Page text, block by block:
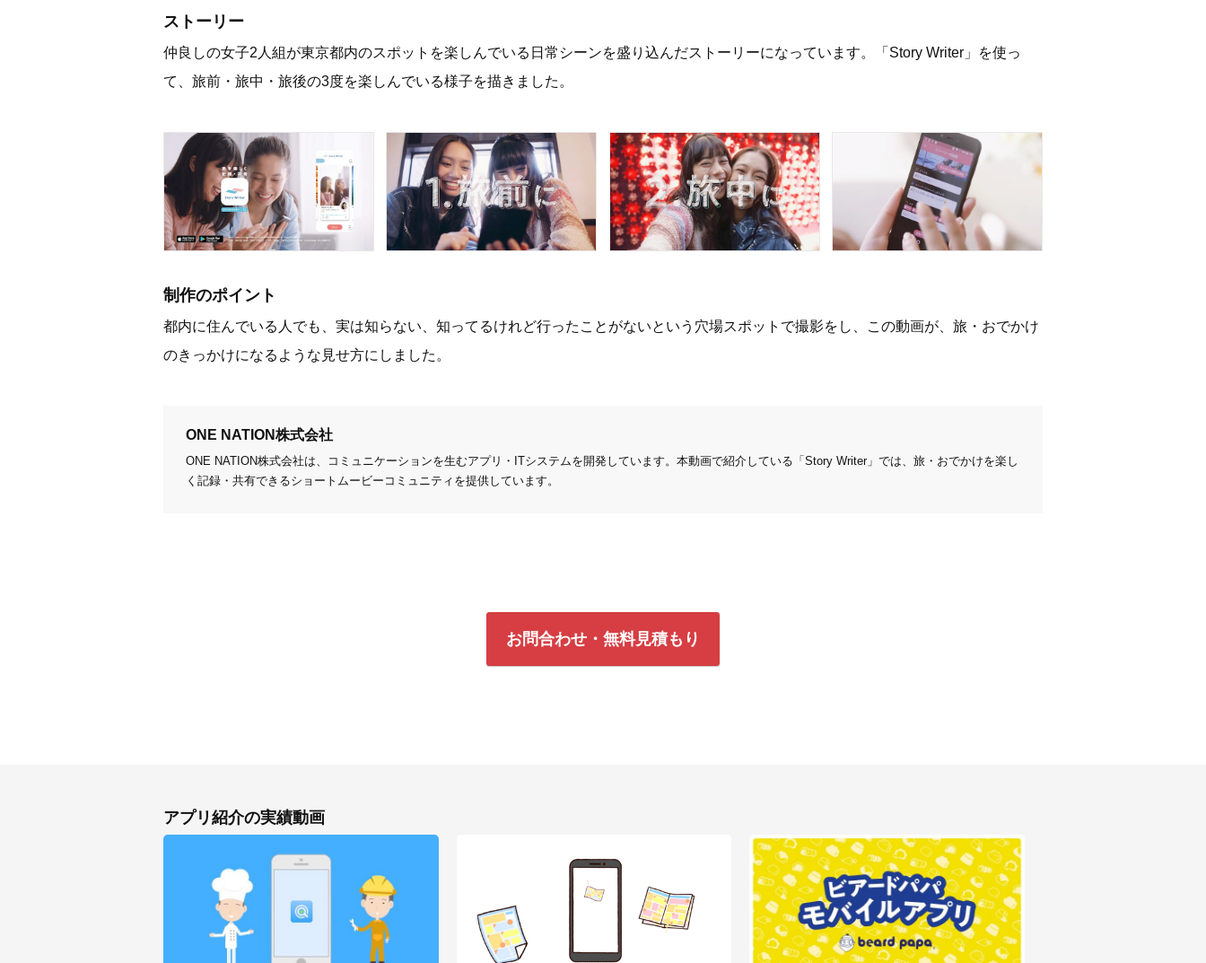
ストーリー
仲良しの女子2人組が東京都内のスポットを楽しんでいる日常シーンを盛り込んだストーリーになっています。「Story Writer」を使っ
て、旅前・旅中・旅後の3度を楽しんでいる様子を描きました。
制作のポイント
都内に住んでいる人でも、実は知らない、知ってるけれど行ったことがないという穴場スポットで撮影をし、この動画が、旅・おでかけ
のきっかけになるような見せ方にしました。
ONE NATION株式会社
ONE NATION株式会社は、コミュニケーションを生むアプリ・ITシステムを開発しています。本動画で紹介している「Story Writer」では、旅・おでかけを楽し
く記録・共有できるショートムービーコミュニティを提供しています。
お問合わせ・無料見積もり
アプリ紹介の実績動画